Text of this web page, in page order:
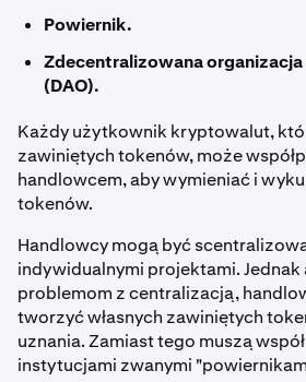
Powiernik.
Zdecentralizowana
(DAO).
Każdy użytkownik kryptowalut,
zawiniętych tokenów, może
handlowcem, aby wymieniać i
tokenów.
Handlowcy mogą być
indywidualnymi projektami.
problemom z centralizacją,
tworzyć własnych zawiniętych
uznania. Zamiast tego muszą
instytucjami zwanymi